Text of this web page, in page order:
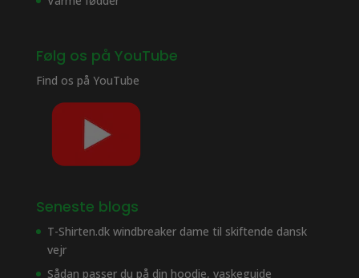
Følg os på YouTube
Find os på YouTube
Seneste blogs
T-Shirten.dk windbreaker dame til skiftende dansk
vejr
Sådan passer du på din hoodie, vaskeguide